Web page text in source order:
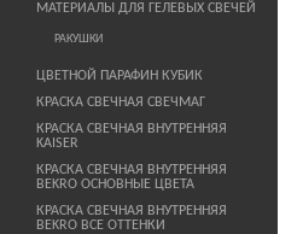
МАТЕРИАЛЫ ДЛЯ ГЕЛЕВЫХ СВЕЧЕЙ
РАКУШКИ
ЦВЕТНОЙ ПАРАФИН КУБИК
КРАСКА СВЕЧНАЯ СВЕЧМАГ
КРАСКА СВЕЧНАЯ ВНУТРЕННЯЯ
KAISER
КРАСКА СВЕЧНАЯ ВНУТРЕННЯЯ
BEKRO ОСНОВНЫЕ ЦВЕТА
КРАСКА СВЕЧНАЯ ВНУТРЕННЯЯ
BEKRO ВСЕ ОТТЕНКИ